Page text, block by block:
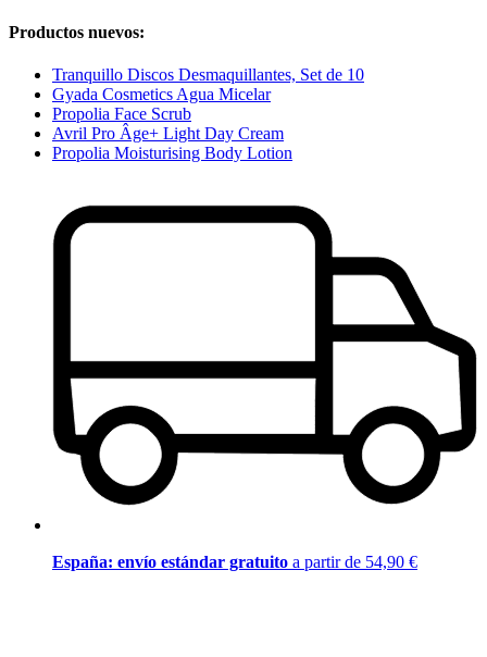
Productos nuevos:
Tranquillo Discos Desmaquillantes, Set de 10
Gyada Cosmetics Agua Micelar
Propolia Face Scrub
Avril Pro Âge+ Light Day Cream
Propolia Moisturising Body Lotion
España: envío estándar gratuito a partir de 54,90 €